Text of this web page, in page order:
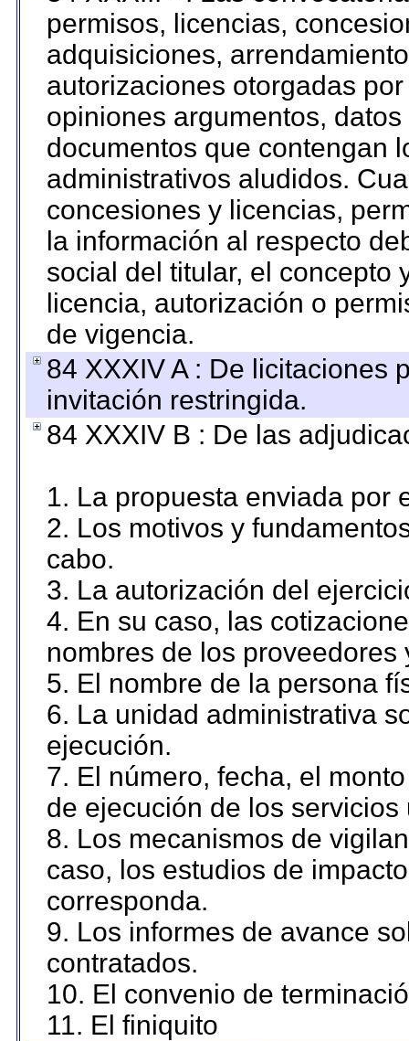
permisos, licencias,
adquisiciones,
autorizaciones otorgadas
opiniones argumentos,
documentos que contengan
administrativos aludidos.
concesiones y licencias,
la información al respecto
social del titular, el concepto
licencia, autorización o
de vigencia.
84 XXXIV A : De licitaciones
invitación restringida.
84 XXXIV B : De las
1. La propuesta enviada por
2. Los motivos y
cabo.
3. La autorización del
4. En su caso, las
nombres de los proveedores
5. El nombre de la persona
6. La unidad administrativa
ejecución.
7. El número, fecha, el
de ejecución de los servicios
8. Los mecanismos de
caso, los estudios de
corresponda.
9. Los informes de avance
contratados.
10. El convenio de
11. El finiquito